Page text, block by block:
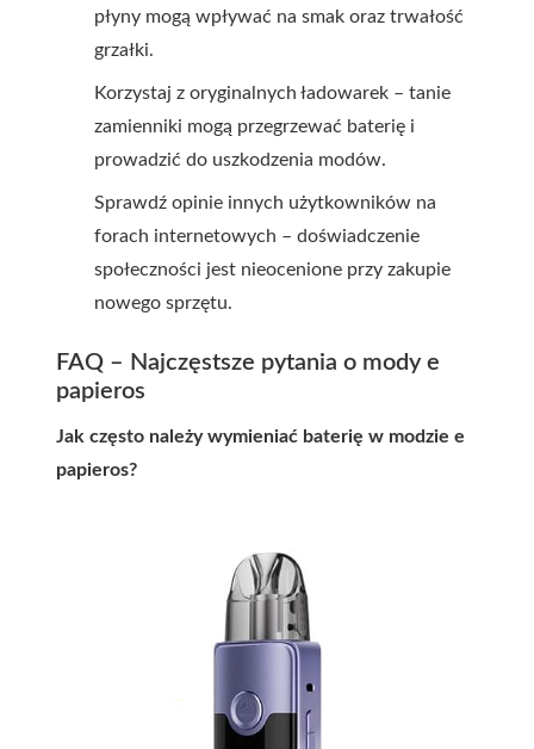
płyny mogą wpływać na smak oraz trwałość
grzałki.
Korzystaj z oryginalnych ładowarek – tanie
zamienniki mogą przegrzewać baterię i
prowadzić do uszkodzenia modów.
Sprawdź opinie innych użytkowników na
forach internetowych – doświadczenie
społeczności jest nieocenione przy zakupie
nowego sprzętu.
FAQ – Najczęstsze pytania o mody e
papieros
Jak często należy wymieniać baterię w modzie e
papieros?